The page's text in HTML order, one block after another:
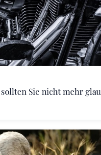
Sie nicht mehr